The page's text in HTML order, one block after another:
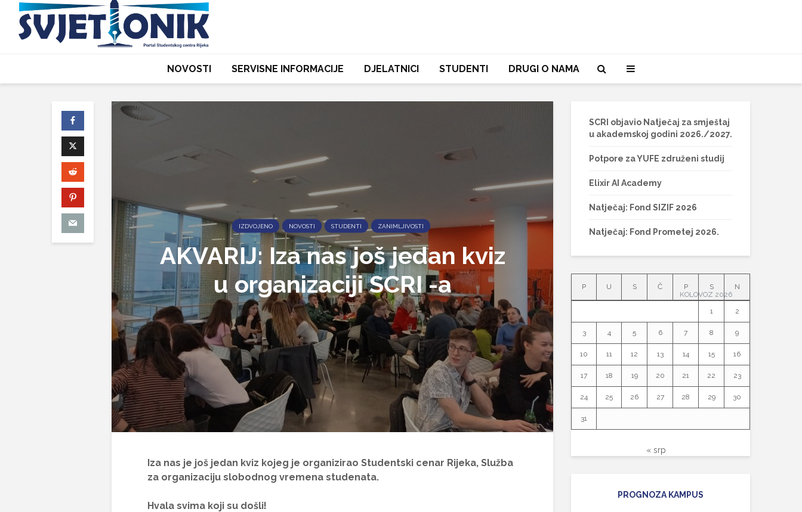
NOVOSTI SERVISNE INFORMACIJE DJELATNICI STUDENTI DRUGI O NAMA
IZDVOJENO NOVOSTI STUDENTI ZANIMLJIVOSTI
AKVARIJ: Iza nas još jedan kviz
u organizaciji SCRI -a
Iza nas je još jedan kviz kojeg je organizirao Studentski cenar Rijeka, Služba
za organizaciju slobodnog vremena studenata.
Hvala svima koji su došli!
SCRI objavio Natječaj za smještaj
u akademskoj godini 2026./2027.
Potpore za YUFE združeni studij
Elixir AI Academy
Natječaj: Fond SIZIF 2026
Natječaj: Fond Prometej 2026.
KOLOVOZ 2026
P U S Č P S N
1 2
3 4 5 6 7 8 9
10 11 12 13 14 15 16
17 18 19 20 21 22 23
24 25 26 27 28 29 30
31
« srp
PROGNOZA KAMPUS